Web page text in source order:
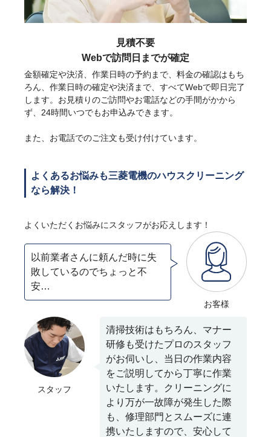
見積不要
Webで訪問日までが確定
金額確定や決済、作業日時の予約まで、料金の確認はもち
ろん、作業日時の確定や決済まで、すべてWebで即日完了
します。お見積りのご訪問やお電話などの手間がかから
ず、24時間いつでもお申込みできます。
また、お電話でのご注文も受け付けています。
よくあるお悩みも三菱電機のハウスクリーニング
なら解決！
よくいただくお悩みにスタッフがお応えします！
お客様
以前業者さんに頼んだ時に失
敗しているのでちょっと不
安…
スタッフ
清掃技術はもちろん、マナー
研修も受けたプロのスタッフ
がお伺いし、当日の作業内容
をご説明してから丁寧に作業
いたします。クリーニングに
より万が一故障が発生した際
も、修理部門とスムーズに連
携いたしますので、安心して